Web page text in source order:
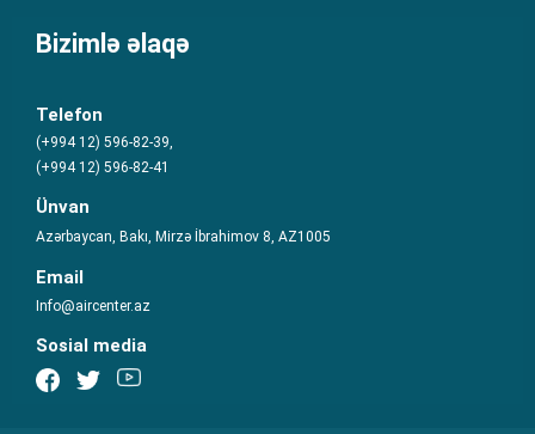
Bizimlə əlaqə
Telefon
(+994 12) 596-82-39,
(+994 12) 596-82-41
Ünvan
Azərbaycan, Bakı, Mirzə İbrahimov 8, AZ1005
Email
Info@aircenter.az
Sosial media